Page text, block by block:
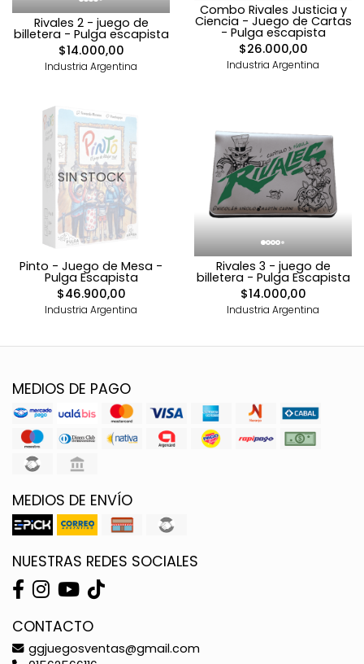
Rivales 2 - juego de
billetera - Pulga escapista
$14.000,00
Industria Argentina
Combo Rivales Justicia y
Ciencia - Juego de Cartas
- Pulga escapista
$26.000,00
Industria Argentina
SIN STOCK
Pinto - Juego de Mesa -
Pulga Escapista
$46.900,00
Industria Argentina
Rivales 3 - juego de
billetera - Pulga Escapista
$14.000,00
Industria Argentina
MEDIOS DE PAGO
MEDIOS DE ENVÍO
NUESTRAS REDES SOCIALES
CONTACTO
ggjuegosventas@gmail.com